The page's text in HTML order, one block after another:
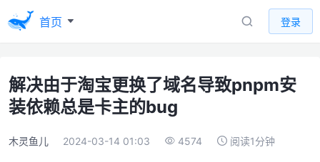
首页 登录
解决由于淘宝更换了域名导致pnpm安
装依赖总是卡主的bug
木灵鱼儿 2024-03-14 01:03 4574 阅读1分钟